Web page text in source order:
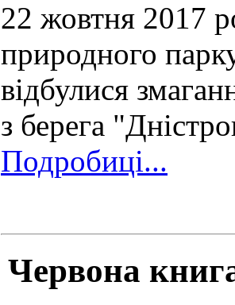
22 жовтня 2017
природного
відбулися
з берега
Подробиці...
Червона